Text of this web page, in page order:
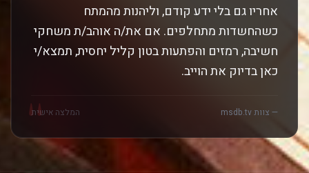
"
אחריו גם בלי ידע קודם, וליהנות מהמתח
כשהחשדות מתחלפים. אם את/ה אוהב/ת משחקי
חשיבה, רמזים והפתעות בטון קליל יחסית, תמצא/י
כאן בדיוק את הוייב.
— צוות msdb.tv המלצה אישית